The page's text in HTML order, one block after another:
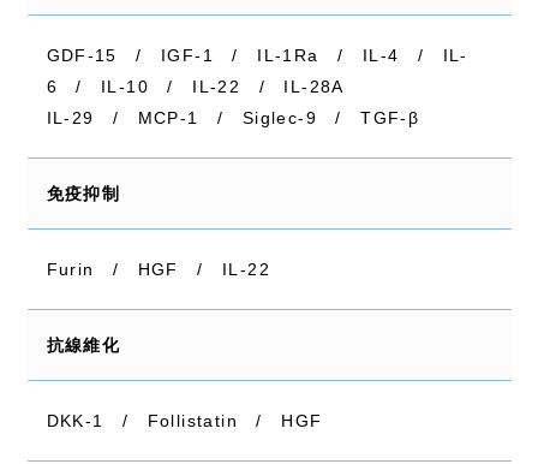
GDF-15 / IGF-1 / IL-1Ra / IL-4 / IL-
6 / IL-10 / IL-22 / IL-28A
IL-29 / MCP-1 / Siglec-9 / TGF-β
免疫抑制
Furin / HGF / IL-22
抗線維化
DKK-1 / Follistatin / HGF